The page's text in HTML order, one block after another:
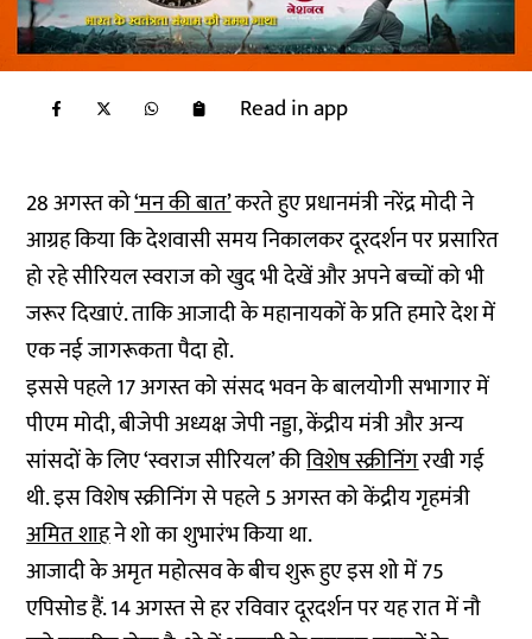
Read in app
28 अगस्त को‘मन की बात’करते हुए प्रधानमंत्री नरेंद्र मोदी ने
आग्रह किया कि देशवासी समय निकालकर दूरदर्शन पर प्रसारित
हो रहे सीरियल स्वराज को खुद भी देखें और अपने बच्चों को भी
जरूर दिखाएं. ताकि आजादी के महानायकों के प्रति हमारे देश में
एक नई जागरूकता पैदा हो.
इससे पहले 17 अगस्त को संसद भवन के बालयोगी सभागार में
पीएम मोदी, बीजेपी अध्यक्ष जेपी नड्डा, केंद्रीय मंत्री और अन्य
सांसदों के लिए ‘स्वराज सीरियल’ कीविशेष स्क्रीनिंगरखी गई
थी. इस विशेष स्क्रीनिंग से पहले 5 अगस्त को केंद्रीय गृहमंत्री
अमित शाहने शो का शुभारंभ किया था.
आजादी के अमृत महोत्सव के बीच शुरू हुए इस शो में 75
एपिसोड हैं. 14 अगस्त से हर रविवार दूरदर्शन पर यह रात में नौ